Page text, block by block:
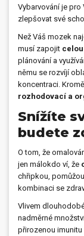
Vybarvování je pro
zlepšovat své
Než Váš mozek
musí zapojit
plánování a
němu se rozvíjí
koncentraci.
rozhodovací a
Snížíte
budete
O tom, že
jen málokdo ví, že
chřipkou,
kombinaci se
Vlivem
nadměrné
přirozenou